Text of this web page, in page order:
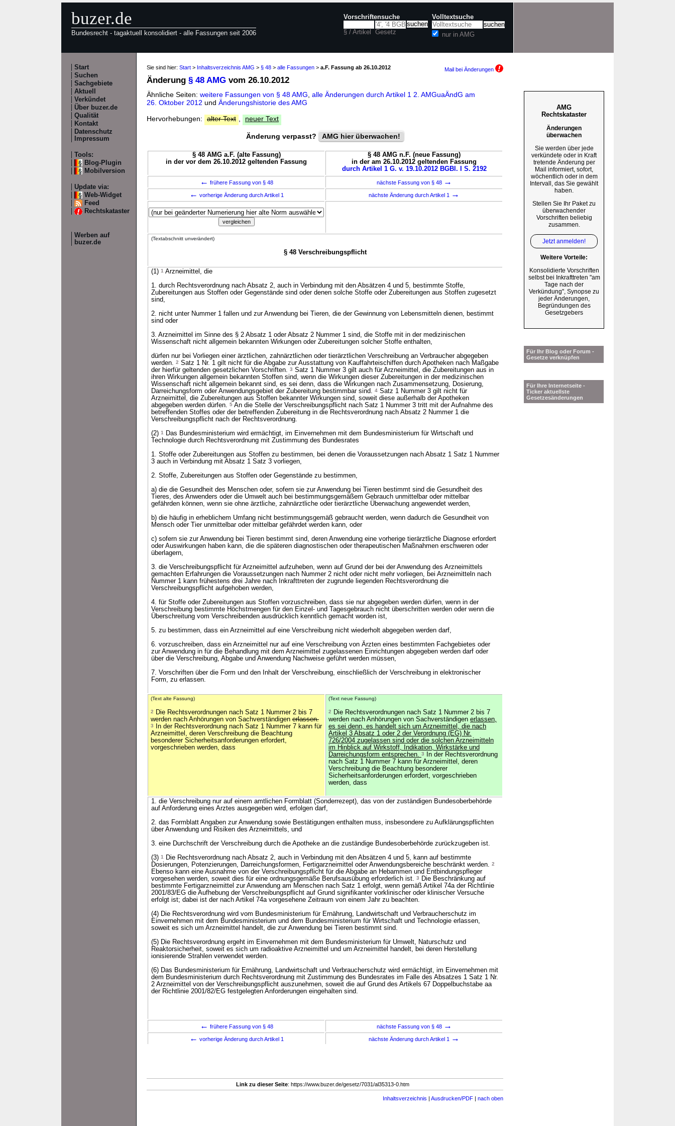
buzer.de
Bundesrecht - tagaktuell konsolidiert - alle Fassungen seit 2006
Vorschriftensuche
§ / Artikel Gesetz
Volltextsuche
nur in AMG
Start
Suchen
Sachgebiete
Aktuell
Verkündet
Über buzer.de
Qualität
Kontakt
Datenschutz
Impressum
Tools:
Blog-Plugin
Mobilversion
Update via:
Web-Widget
Feed
Rechtskataster
Werben auf
buzer.de
Sie sind hier: Start > Inhaltsverzeichnis AMG > § 48 > alle Fassungen > a.F. Fassung ab 26.10.2012 Mail bei Änderungen
Änderung § 48 AMG vom 26.10.2012
Ähnliche Seiten: weitere Fassungen von § 48 AMG alle Änderungen durch Artikel 1 2. AMGuaÄndG am
26. Oktober 2012 und Änderungshistorie des AMG
Hervorhebungen:
alter Text neuer Text
Änderung verpasst? AMG hier überwachen!
§ 48 AMG a.F. (alte Fassung)
in der vor dem 26.10.2012 geltenden Fassung
§ 48 AMG n.F. (neue Fassung)
in der am 26.10.2012 geltenden Fassung
durch Artikel 1 G. v. 19.10.2012 BGBl. I S. 2192
← frühere Fassung von § 48 nächste Fassung von § 48 →
← vorherige Änderung durch Artikel 1 nächste Änderung durch Artikel 1 →
(Textabschnitt unverändert)
§ 48 Verschreibungspflicht
(1) 1 Arzneimittel, die
1. durch Rechtsverordnung nach Absatz 2, auch in Verbindung mit den Absätzen 4 und 5, bestimmte Stoffe,
Zubereitungen aus Stoffen oder Gegenstände sind oder denen solche Stoffe oder Zubereitungen aus Stoffen zugesetzt
sind,
2. nicht unter Nummer 1 fallen und zur Anwendung bei Tieren, die der Gewinnung von Lebensmitteln dienen, bestimmt
sind oder
3. Arzneimittel im Sinne des § 2 Absatz 1 oder Absatz 2 Nummer 1 sind, die Stoffe mit in der medizinischen
Wissenschaft nicht allgemein bekannten Wirkungen oder Zubereitungen solcher Stoffe enthalten,
dürfen nur bei Vorliegen einer ärztlichen, zahnärztlichen oder tierärztlichen Verschreibung an Verbraucher abgegeben
werden. 2 Satz 1 Nr. 1 gilt nicht für die Abgabe zur Ausstattung von Kauffahrteischiffen durch Apotheken nach Maßgabe
der hierfür geltenden gesetzlichen Vorschriften. 3 Satz 1 Nummer 3 gilt auch für Arzneimittel, die Zubereitungen aus in
ihren Wirkungen allgemein bekannten Stoffen sind, wenn die Wirkungen dieser Zubereitungen in der medizinischen
Wissenschaft nicht allgemein bekannt sind, es sei denn, dass die Wirkungen nach Zusammensetzung, Dosierung,
Darreichungsform oder Anwendungsgebiet der Zubereitung bestimmbar sind. 4 Satz 1 Nummer 3 gilt nicht für
Arzneimittel, die Zubereitungen aus Stoffen bekannter Wirkungen sind, soweit diese außerhalb der Apotheken
abgegeben werden dürfen. 5 An die Stelle der Verschreibungspflicht nach Satz 1 Nummer 3 tritt mit der Aufnahme des
betreffenden Stoffes oder der betreffenden Zubereitung in die Rechtsverordnung nach Absatz 2 Nummer 1 die
Verschreibungspflicht nach der Rechtsverordnung.
(2) 1
Das Bundesministerium wird ermächtigt, im Einvernehmen mit dem Bundesministerium für Wirtschaft und
Technologie durch Rechtsverordnung mit Zustimmung des Bundesrates
1. Stoffe oder Zubereitungen aus Stoffen zu bestimmen, bei denen die Voraussetzungen nach Absatz 1 Satz 1 Nummer
3 auch in Verbindung mit Absatz 1 Satz 3 vorliegen,
2. Stoffe, Zubereitungen aus Stoffen oder Gegenstände zu bestimmen,
a) die die Gesundheit des Menschen oder, sofern sie zur Anwendung bei Tieren bestimmt sind die Gesundheit des
Tieres, des Anwenders oder die Umwelt auch bei bestimmungsgemäßem Gebrauch unmittelbar oder mittelbar
gefährden können, wenn sie ohne ärztliche, zahnärztliche oder tierärztliche Überwachung angewendet werden,
b) die häufig in erheblichem Umfang nicht bestimmungsgemäß gebraucht werden, wenn dadurch die Gesundheit von
Mensch oder Tier unmittelbar oder mittelbar gefährdet werden kann, oder
c) sofern sie zur Anwendung bei Tieren bestimmt sind, deren Anwendung eine vorherige tierärztliche Diagnose erfordert
oder Auswirkungen haben kann, die die späteren diagnostischen oder therapeutischen Maßnahmen erschweren oder
überlagern,
3. die Verschreibungspflicht für Arzneimittel aufzuheben, wenn auf Grund der bei der Anwendung des Arzneimittels
gemachten Erfahrungen die Voraussetzungen nach Nummer 2 nicht oder nicht mehr vorliegen, bei Arzneimitteln nach
Nummer 1 kann frühestens drei Jahre nach Inkrafttreten der zugrunde liegenden Rechtsverordnung die
Verschreibungspflicht aufgehoben werden,
4. für Stoffe oder Zubereitungen aus Stoffen vorzuschreiben, dass sie nur abgegeben werden dürfen, wenn in der
Verschreibung bestimmte Höchstmengen für den Einzel- und Tagesgebrauch nicht überschritten werden oder wenn die
Überschreitung vom Verschreibenden ausdrücklich kenntlich gemacht worden ist,
5. zu bestimmen, dass ein Arzneimittel auf eine Verschreibung nicht wiederholt abgegeben werden darf,
6. vorzuschreiben, dass ein Arzneimittel nur auf eine Verschreibung von Ärzten eines bestimmten Fachgebietes oder
zur Anwendung in für die Behandlung mit dem Arzneimittel zugelassenen Einrichtungen abgegeben werden darf oder
über die Verschreibung, Abgabe und Anwendung Nachweise geführt werden müssen,
7. Vorschriften über die Form und den Inhalt der Verschreibung, einschließlich der Verschreibung in elektronischer
Form, zu erlassen.
(Text alte Fassung)
2
Die Rechtsverordnungen nach Satz 1 Nummer 2 bis 7
werden nach Anhörungen von Sachverständigen erlassen.
3
In der Rechtsverordnung nach Satz 1 Nummer 7 kann für
Arzneimittel, deren Verschreibung die Beachtung
besonderer Sicherheitsanforderungen erfordert,
vorgeschrieben werden, dass
(Text neue Fassung)
2
Die Rechtsverordnungen nach Satz 1 Nummer 2 bis 7
werden nach Anhörungen von Sachverständigen erlassen,
es sei denn, es handelt sich um Arzneimittel, die nach
Artikel 3 Absatz 1 oder 2 der Verordnung (EG) Nr.
726/2004 zugelassen sind oder die solchen Arzneimitteln
im Hinblick auf Wirkstoff, Indikation, Wirkstärke und
Darreichungsform entsprechen. 3
In der Rechtsverordnung
nach Satz 1 Nummer 7 kann für Arzneimittel, deren
Verschreibung die Beachtung besonderer
Sicherheitsanforderungen erfordert, vorgeschrieben
werden, dass
1. die Verschreibung nur auf einem amtlichen Formblatt (Sonderrezept), das von der zuständigen Bundesoberbehörde
auf Anforderung eines Arztes ausgegeben wird, erfolgen darf,
2. das Formblatt Angaben zur Anwendung sowie Bestätigungen enthalten muss, insbesondere zu Aufklärungspflichten
über Anwendung und Risiken des Arzneimittels, und
3. eine Durchschrift der Verschreibung durch die Apotheke an die zuständige Bundesoberbehörde zurückzugeben ist.
(3) 1
Die Rechtsverordnung nach Absatz 2, auch in Verbindung mit den Absätzen 4 und 5, kann auf bestimmte
Dosierungen, Potenzierungen, Darreichungsformen, Fertigarzneimittel oder Anwendungsbereiche beschränkt werden. 2
Ebenso kann eine Ausnahme von der Verschreibungspflicht für die Abgabe an Hebammen und Entbindungspfleger
vorgesehen werden, soweit dies für eine ordnungsgemäße Berufsausübung erforderlich ist. 3
Die Beschränkung auf
bestimmte Fertigarzneimittel zur Anwendung am Menschen nach Satz 1 erfolgt, wenn gemäß Artikel 74a der Richtlinie
2001/83/EG die Aufhebung der Verschreibungspflicht auf Grund signifikanter vorklinischer oder klinischer Versuche
erfolgt ist; dabei ist der nach Artikel 74a vorgesehene Zeitraum von einem Jahr zu beachten.
(4) Die Rechtsverordnung wird vom Bundesministerium für Ernährung, Landwirtschaft und Verbraucherschutz im
Einvernehmen mit dem Bundesministerium und dem Bundesministerium für Wirtschaft und Technologie erlassen,
soweit es sich um Arzneimittel handelt, die zur Anwendung bei Tieren bestimmt sind.
(5) Die Rechtsverordnung ergeht im Einvernehmen mit dem Bundesministerium für Umwelt, Naturschutz und
Reaktorsicherheit, soweit es sich um radioaktive Arzneimittel und um Arzneimittel handelt, bei deren Herstellung
ionisierende Strahlen verwendet werden.
(6) Das Bundesministerium für Ernährung, Landwirtschaft und Verbraucherschutz wird ermächtigt, im Einvernehmen mit
dem Bundesministerium durch Rechtsverordnung mit Zustimmung des Bundesrates im Falle des Absatzes 1 Satz 1 Nr.
2 Arzneimittel von der Verschreibungspflicht auszunehmen, soweit die auf Grund des Artikels 67 Doppelbuchstabe aa
der Richtlinie 2001/82/EG festgelegten Anforderungen eingehalten sind.
← frühere Fassung von § 48 nächste Fassung von § 48 →
← vorherige Änderung durch Artikel 1 nächste Änderung durch Artikel 1 →
Link zu dieser Seite: https://www.buzer.de/gesetz/7031/al35313-0.htm
Inhaltsverzeichnis | Ausdrucken/PDF | nach oben
AMG
Rechtskataster
Änderungen
überwachen
Sie werden über jede
verkündete oder in Kraft
tretende Änderung per
Mail informiert, sofort,
wöchentlich oder in dem
Intervall, das Sie gewählt
haben.
Stellen Sie Ihr Paket zu
überwachender
Vorschriften beliebig
zusammen.
Jetzt anmelden!
Weitere Vorteile:
Konsolidierte Vorschriften
selbst bei Inkrafttreten "am
Tage nach der
Verkündung", Synopse zu
jeder Änderungen,
Begründungen des
Gesetzgebers
Für Ihr Blog oder Forum -
Gesetze verknüpfen
Für Ihre Internetseite -
Ticker aktuellste
Gesetzesänderungen